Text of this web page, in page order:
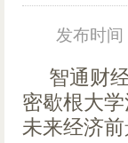
发布时间
智通财
密歇根大
未来经济前